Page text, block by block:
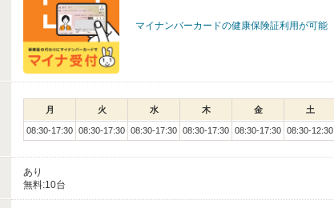
マイナンバーカードの健康保険証利用が可能
月 火 水 木 金 土
08:30-17:30 08:30-17:30 08:30-17:30 08:30-17:30 08:30-17:30 08:30-12:30
あり
無料:10台